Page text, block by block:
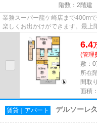
階数：2階建
業務スーパー龍ケ崎店まで400m
楽しくお出かけができます。最上
が高く好条件です。こだわりた...
6.4
(管理
敷：
所在
間取
面積
賃貸｜アパート デルソーレ